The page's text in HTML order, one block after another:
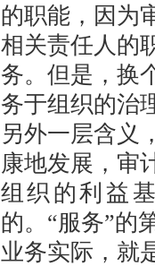
的职能，因为
相关责任人的
务。但是，换
务于组织的治
另外一层含义
康地发展，审
组织的利益
的。“服务”的
业务实际，就